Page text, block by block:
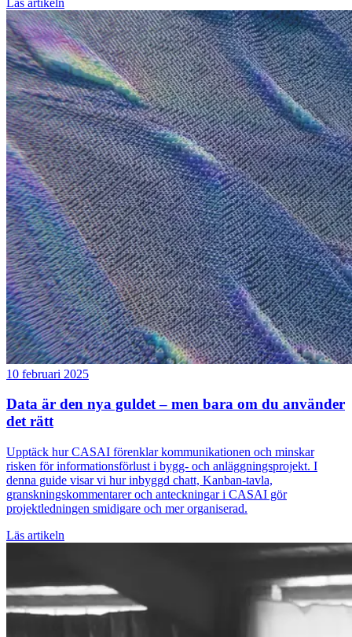
10 februari 2025
Data är den nya guldet – men bara om du använder
det rätt
Upptäck hur CASAI förenklar kommunikationen och minskar
risken för informationsförlust i bygg- och anläggningsprojekt. I
denna guide visar vi hur inbyggd chatt, Kanban-tavla,
granskningskommentarer och anteckningar i CASAI gör
projektledningen smidigare och mer organiserad.
Läs artikeln